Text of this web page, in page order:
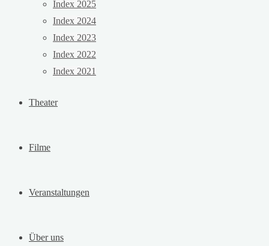
Index 2025
Index 2024
Index 2023
Index 2022
Index 2021
Theater
Filme
Veranstaltungen
Über uns